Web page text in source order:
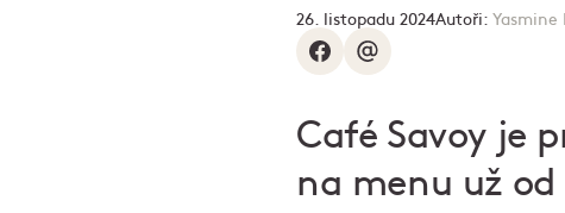
26. listopadu 2024Autoři: Yasmine
Café Savoy je
na menu už